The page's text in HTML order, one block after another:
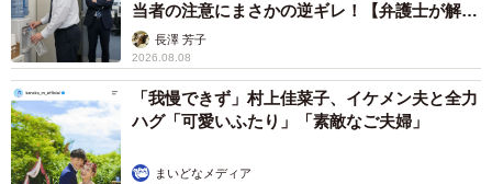
当者の注意にまさかの逆ギレ！【弁護士が解
説】長澤 芳子
2026.08.08
「我慢できず」村上佳菜子、イケメン夫と全力
ハグ「可愛いふたり」「素敵なご夫婦」
まいどなメディア